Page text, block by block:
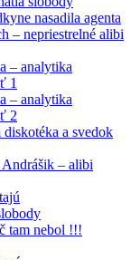
nasadila agenta
– nepriestrelné alibi
– analytika
1
– analytika
2
a svedok
– alibi
tam nebol !!!